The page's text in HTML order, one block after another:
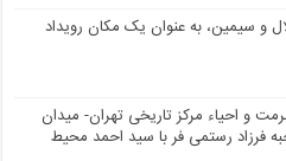
و سیمین، به عنوان یک مکان رویداد
و احیاء مرکز تاریخی تهران- میدان
فرزاد رستمی فر با سید احمد محیط